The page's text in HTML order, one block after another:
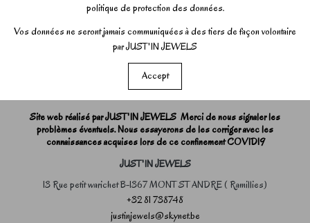
politique de protection des données.
Vos données ne seront jamais communiquées à des tiers de façon volontaire
par JUST'IN JEWELS
Accept
Site web réalisé par JUST'IN JEWELS Merci de nous signaler les
problèmes éventuels. Nous essayerons de les corriger avec les
connaissances acquises lors de ce confinement COVID19
JUST'IN JEWELS
13 Rue petit warichet B-1367 MONT ST ANDRE ( Ramillies)
+32 81 738748
justinjewels@skynet.be